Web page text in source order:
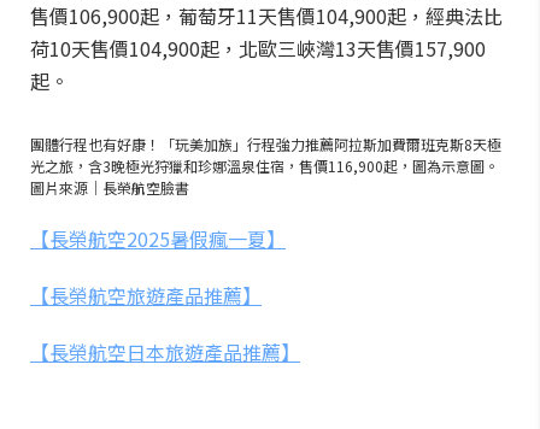
售價106,900起，葡萄牙11天售價104,900起，經典法比
荷10天售價104,900起，北歐三峽灣13天售價157,900
起。
團體行程也有好康！「玩美加族」行程強力推薦阿拉斯加費爾班克斯8天極
光之旅，含3晚極光狩獵和珍娜溫泉住宿，售價116,900起，圖為示意圖。
圖片來源｜長榮航空臉書
【長榮航空2025暑假瘋一夏】
【長榮航空旅遊產品推薦】
【長榮航空日本旅遊產品推薦】